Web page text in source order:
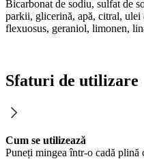
Bicarbonat de sodiu, sulfat de
parkii, glicerină, apă, citral,
flexuosus, geraniol, limonen,
Sfaturi de utilizare
Cum se utilizează
Puneți mingea într-o cadă plină